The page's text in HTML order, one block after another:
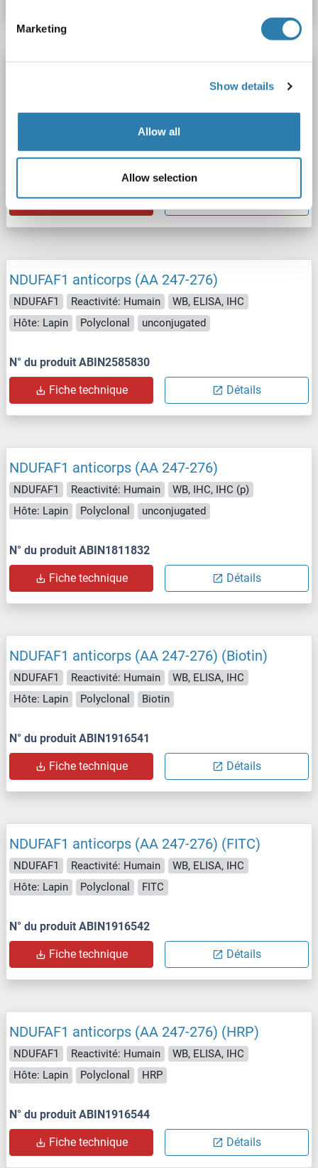
Marketing
Show details
Allow all
Allow selection
WB, IF, ICC, IP
Hôte: Lapin
Monoclonal
R04-1D9R04-1D9
unconjugated
N° du produit ABIN7542166
Fiche technique Détails
NDUFAF1 anticorps (AA 247-276)
NDUFAF1 Reactivité: Humain
WB, ELISA, IHC
Hôte: Lapin
Polyclonal unconjugated
N° du produit ABIN2585830
Fiche technique Détails
NDUFAF1 anticorps (AA 247-276)
NDUFAF1 Reactivité: Humain
WB, IHC, IHC (p)
Hôte: Lapin
Polyclonal unconjugated
N° du produit ABIN1811832
Fiche technique Détails
NDUFAF1 anticorps (AA 247-276) (Biotin)
NDUFAF1 Reactivité: Humain
WB, ELISA, IHC
Hôte: Lapin
Polyclonal Biotin
N° du produit ABIN1916541
Fiche technique Détails
NDUFAF1 anticorps (AA 247-276) (FITC)
NDUFAF1 Reactivité: Humain
WB, ELISA, IHC
Hôte: Lapin
Polyclonal FITC
N° du produit ABIN1916542
Fiche technique Détails
NDUFAF1 anticorps (AA 247-276) (HRP)
NDUFAF1 Reactivité: Humain
WB, ELISA, IHC
Hôte: Lapin
Polyclonal HRP
N° du produit ABIN1916544
Fiche technique Détails